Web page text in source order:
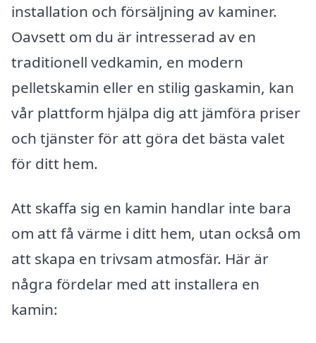
installation och försäljning av kaminer.
Oavsett om du är intresserad av en
traditionell vedkamin, en modern
pelletskamin eller en stilig gaskamin, kan
vår plattform hjälpa dig att jämföra priser
och tjänster för att göra det bästa valet
för ditt hem.
Att skaffa sig en kamin handlar inte bara
om att få värme i ditt hem, utan också om
att skapa en trivsam atmosfär. Här är
några fördelar med att installera en
kamin: